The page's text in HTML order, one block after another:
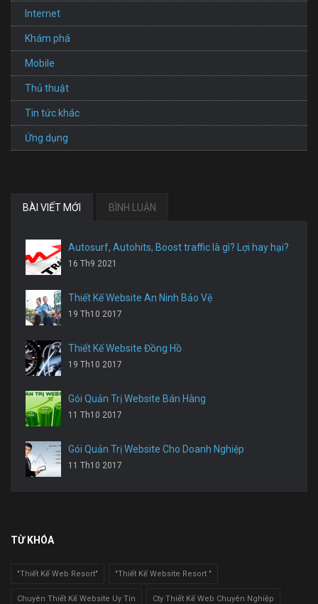
Internet
Khám phá
Mobile
Thủ thuật
Tin tức khác
Ứng dụng
BÀI VIẾT MỚI BÌNH LUẬN
Autosurf, Autohits, Boost traffic là gì? Lợi hay hại?
16 Th9 2021
Thiết Kế Website An Ninh Bảo Vệ
19 Th10 2017
Thiết Kế Website Đồng Hồ
19 Th10 2017
Gói Quản Trị Website Bán Hàng
11 Th10 2017
Gói Quản Trị Website Cho Doanh Nghiệp
11 Th10 2017
TỪ KHÓA
"Thiết Kế Web Resort" "Thiết Kế Website Resort "
Chuyên Thiết Kế Website Uy Tín Cty Thiết Kế Web Chuyên Nghiệp